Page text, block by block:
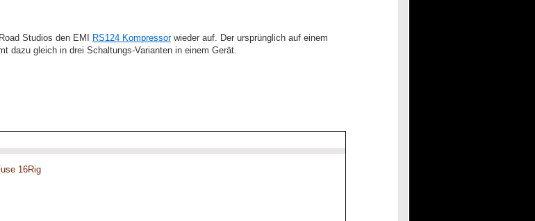
Studios den EMI RS124 Kompressorwieder auf. Der ursprünglich auf einem
dazu gleich in drei Schaltungs-Varianten in einem Gerät.
16Rig